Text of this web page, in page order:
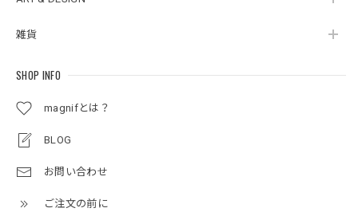
雑貨
SHOP INFO
magnifとは？
BLOG
お問い合わせ
ご注文の前に